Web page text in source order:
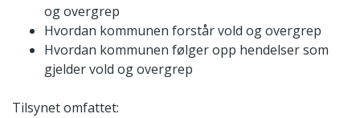
og overgrep
Hvordan kommunen forstår vold og overgrep
Hvordan kommunen følger opp hendelser som
gjelder vold og overgrep
Tilsynet omfattet: